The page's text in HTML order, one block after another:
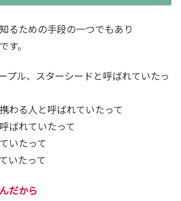
るための手段の一つでもあり
す。
プル、スターシードと呼ばれていたっ
わる人と呼ばれていたって
ばれていたって
いたって
いたって
だから